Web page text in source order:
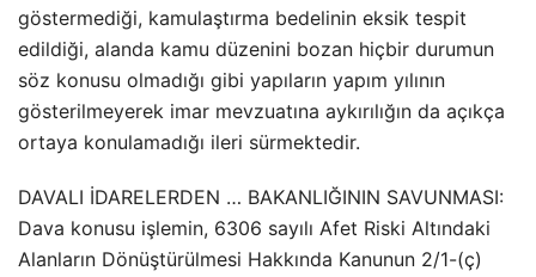
göstermediği, kamulaştırma bedelinin eksik tespit
edildiği, alanda kamu düzenini bozan hiçbir durumun
söz konusu olmadığı gibi yapıların yapım yılının
gösterilmeyerek imar mevzuatına aykırılığın da açıkça
ortaya konulamadığı ileri sürmektedir.
DAVALI İDARELERDEN … BAKANLIĞININ SAVUNMASI:
Dava konusu işlemin, 6306 sayılı Afet Riski Altındaki
Alanların Dönüştürülmesi Hakkında Kanunun 2/1-(ç)